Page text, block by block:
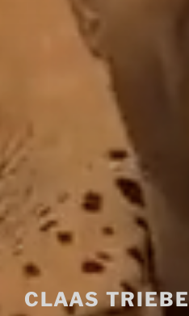
CLAAS